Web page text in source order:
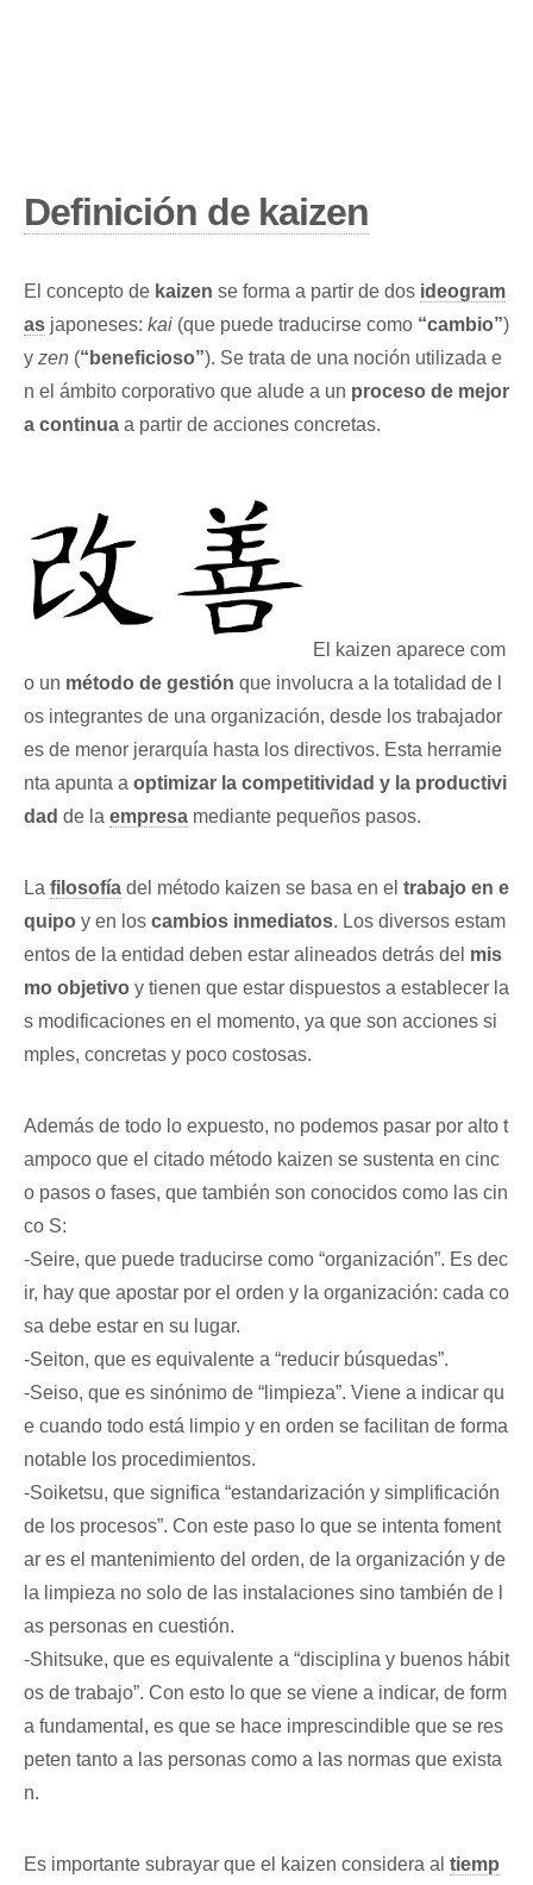
Definición de kaizen
El concepto de kaizen se forma a partir de dos ideogram
as japoneses: kai (que puede traducirse como “cambio”)
y zen (“beneficioso”). Se trata de una noción utilizada e
n el ámbito corporativo que alude a un proceso de mejor
a continua a partir de acciones concretas.
El kaizen aparece com
o un método de gestión que involucra a la totalidad de l
os integrantes de una organización, desde los trabajador
es de menor jerarquía hasta los directivos. Esta herramie
nta apunta a optimizar la competitividad y la productivi
dad de la empresa mediante pequeños pasos.
La filosofía del método kaizen se basa en el trabajo en e
quipo y en los cambios inmediatos. Los diversos estam
entos de la entidad deben estar alineados detrás del mis
mo objetivo y tienen que estar dispuestos a establecer la
s modificaciones en el momento, ya que son acciones si
mples, concretas y poco costosas.
Además de todo lo expuesto, no podemos pasar por alto t
ampoco que el citado método kaizen se sustenta en cinc
o pasos o fases, que también son conocidos como las cin
co S:
-Seire, que puede traducirse como “organización”. Es dec
ir, hay que apostar por el orden y la organización: cada co
sa debe estar en su lugar.
-Seiton, que es equivalente a “reducir búsquedas”.
-Seiso, que es sinónimo de “limpieza”. Viene a indicar qu
e cuando todo está limpio y en orden se facilitan de forma
notable los procedimientos.
-Soiketsu, que significa “estandarización y simplificación
de los procesos”. Con este paso lo que se intenta foment
ar es el mantenimiento del orden, de la organización y de
la limpieza no solo de las instalaciones sino también de l
as personas en cuestión.
-Shitsuke, que es equivalente a “disciplina y buenos hábit
os de trabajo”. Con esto lo que se viene a indicar, de form
a fundamental, es que se hace imprescindible que se res
peten tanto a las personas como a las normas que exista
n.
Es importante subrayar que el kaizen considera al tiemp